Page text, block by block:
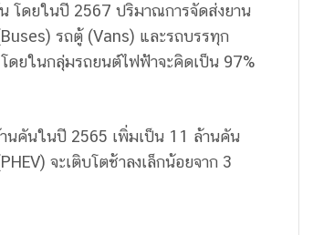
โดยในปี 2567 ปริมาณการจัดส่งยาน
รถตู้ (Vans) และรถบรรทุก
ยในกลุ่มรถยนต์ไฟฟ้าจะคิดเป็น 97%
นคันในปี 2565 เพิ่มเป็น 11 ล้านคัน
จะเติบโตช้าลงเล็กน้อยจาก 3